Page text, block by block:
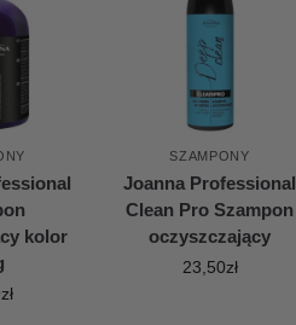
kolor
zł
SZAMPONY
Joanna Professional
Clean Pro Szampon
oczyszczający
23,50zł